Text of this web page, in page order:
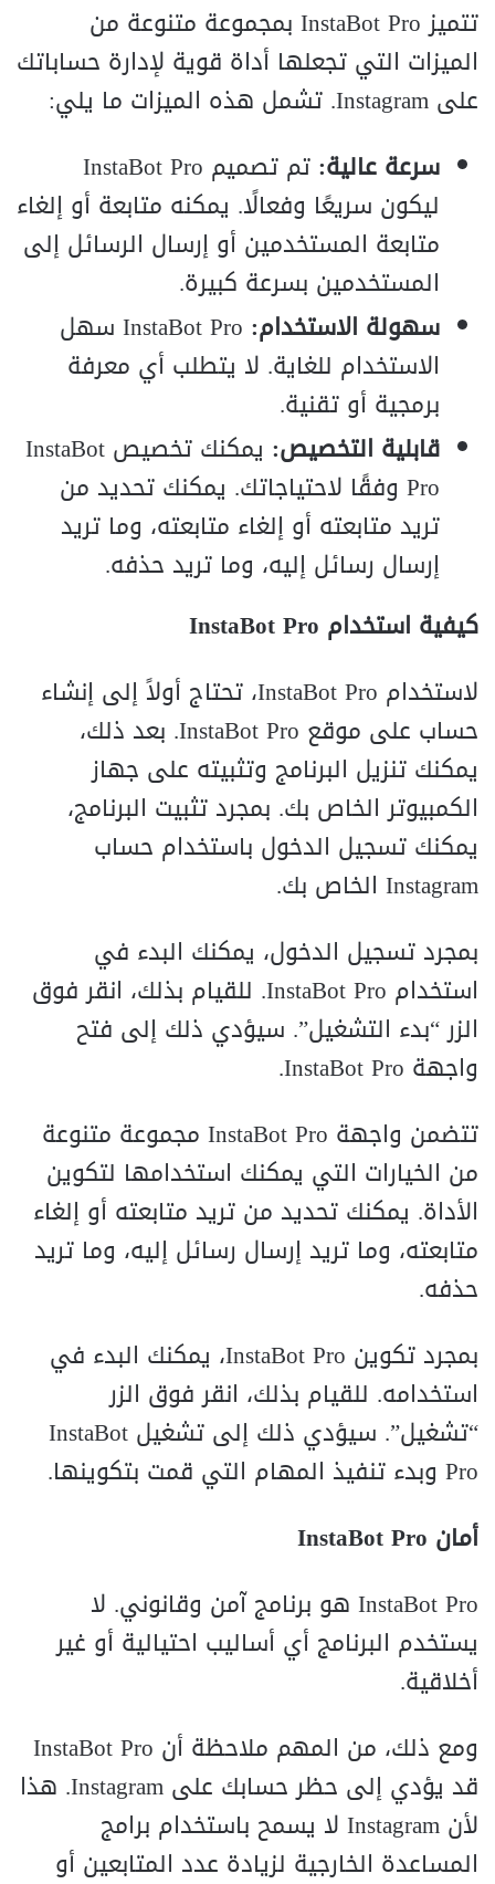
تتميز InstaBot Pro بمجموعة متنوعة من
الميزات التي تجعلها أداة قوية لإدارة حساباتك
على Instagram. تشمل هذه الميزات ما يلي:
سرعة عالية:
تم تصميم InstaBot Pro
ليكون سريعًا وفعالًا. يمكنه متابعة أو إلغاء
متابعة المستخدمين أو إرسال الرسائل إلى
المستخدمين بسرعة كبيرة.
سهولة الاستخدام:
InstaBot Pro سهل
الاستخدام للغاية. لا يتطلب أي معرفة
برمجية أو تقنية.
قابلية التخصيص:
يمكنك تخصيص InstaBot
Pro وفقًا لاحتياجاتك. يمكنك تحديد من
تريد متابعته أو إلغاء متابعته، وما تريد
إرسال رسائل إليه، وما تريد حذفه.
كيفية استخدام InstaBot Pro
لاستخدام InstaBot Pro، تحتاج أولاً إلى إنشاء
حساب على موقع InstaBot Pro. بعد ذلك،
يمكنك تنزيل البرنامج وتثبيته على جهاز
الكمبيوتر الخاص بك. بمجرد تثبيت البرنامج،
يمكنك تسجيل الدخول باستخدام حساب
Instagram الخاص بك.
بمجرد تسجيل الدخول، يمكنك البدء في
استخدام InstaBot Pro. للقيام بذلك، انقر فوق
الزر “بدء التشغيل”. سيؤدي ذلك إلى فتح
واجهة InstaBot Pro.
تتضمن واجهة InstaBot Pro مجموعة متنوعة
من الخيارات التي يمكنك استخدامها لتكوين
الأداة. يمكنك تحديد من تريد متابعته أو إلغاء
متابعته، وما تريد إرسال رسائل إليه، وما تريد
حذفه.
بمجرد تكوين InstaBot Pro، يمكنك البدء في
استخدامه. للقيام بذلك، انقر فوق الزر
“تشغيل”. سيؤدي ذلك إلى تشغيل InstaBot
Pro وبدء تنفيذ المهام التي قمت بتكوينها.
أمان InstaBot Pro
InstaBot Pro هو برنامج آمن وقانوني. لا
يستخدم البرنامج أي أساليب احتيالية أو غير
أخلاقية.
ومع ذلك، من المهم ملاحظة أن InstaBot Pro
قد يؤدي إلى حظر حسابك على Instagram. هذا
لأن Instagram لا يسمح باستخدام برامج
المساعدة الخارجية لزيادة عدد المتابعين أو